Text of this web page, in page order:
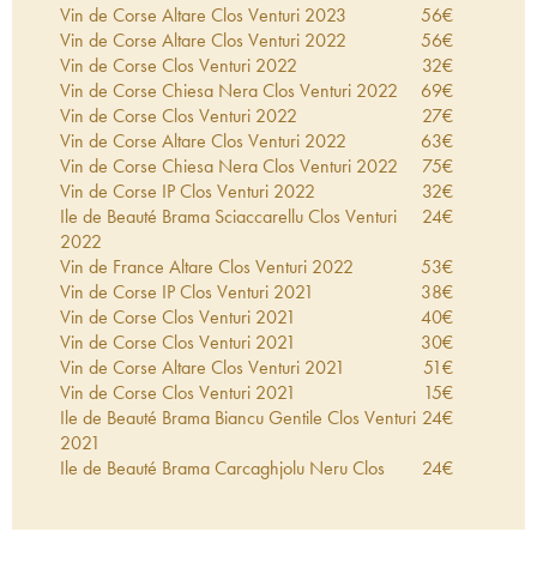
Vin de Corse Altare Clos Venturi 2023 56€
Vin de Corse Altare Clos Venturi 2022 56€
Vin de Corse Clos Venturi 2022 32€
Vin de Corse Chiesa Nera Clos Venturi 2022 69€
Vin de Corse Clos Venturi 2022 27€
Vin de Corse Altare Clos Venturi 2022 63€
Vin de Corse Chiesa Nera Clos Venturi 2022 75€
Vin de Corse IP Clos Venturi 2022 32€
Ile de Beauté Brama Sciaccarellu Clos Venturi
2022
24€
Vin de France Altare Clos Venturi 2022 53€
Vin de Corse IP Clos Venturi 2021 38€
Vin de Corse Clos Venturi 2021 40€
Vin de Corse Clos Venturi 2021 30€
Vin de Corse Altare Clos Venturi 2021 51€
Vin de Corse Clos Venturi 2021 15€
Ile de Beauté Brama Biancu Gentile Clos Venturi
2021
24€
Ile de Beauté Brama Carcaghjolu Neru Clos
24€